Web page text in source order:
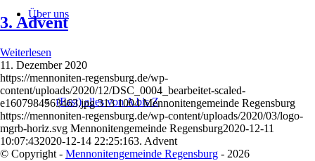
Über uns
(Fast) alles von A bis Z
3. Advent
Weiterlesen
11. Dezember 2020
https://mennoniten-regensburg.de/wp-
content/uploads/2020/12/DSC_0004_bearbeitet-scaled-
e1607984563463.jpg 313 1004 Mennonitengemeinde Regensburg
https://mennoniten-regensburg.de/wp-content/uploads/2020/03/logo-
mgrb-horiz.svg Mennonitengemeinde Regensburg2020-12-11
10:07:432020-12-14 22:25:163. Advent
© Copyright - Mennonitengemeinde Regensburg - 2026